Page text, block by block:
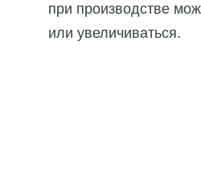
при производстве
или увеличиваться.